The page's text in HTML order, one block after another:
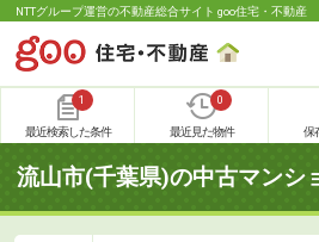
NTTグループ運営の不動産総合サイト goo住宅・不動産
1
最近検索した条件
0
最近見た物件 保
流山市(千葉県)の中古マンシ